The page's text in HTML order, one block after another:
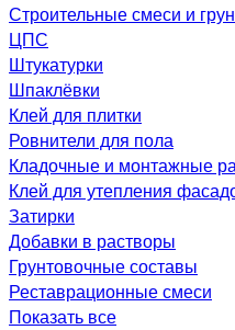
Строительные смеси и
ЦПС
Штукатурки
Шпаклёвки
Клей для плитки
Ровнители для пола
Кладочные и монтажные
Клей для утепления
Затирки
Добавки в растворы
Грунтовочные составы
Реставрационные смеси
Показать все